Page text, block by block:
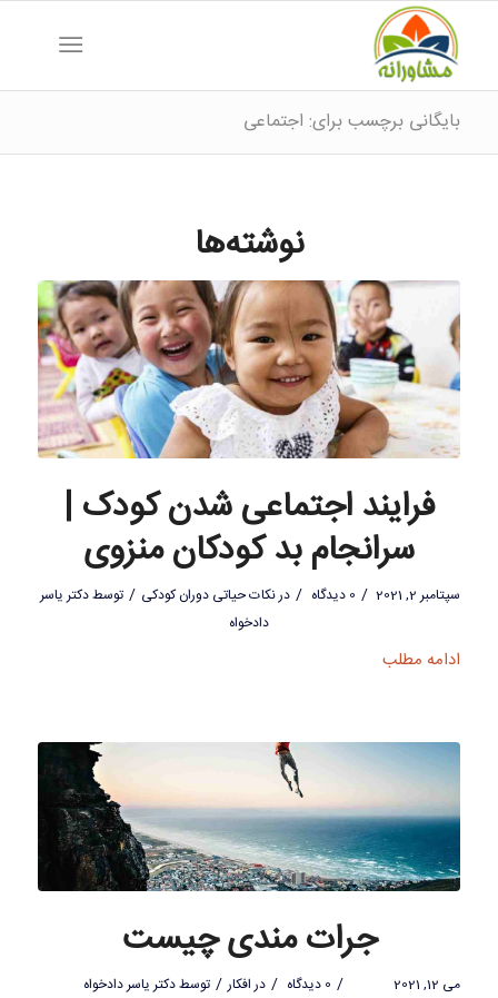
بایگانی برچسب برای: اجتماعی
نوشته‌ها
فرایند اجتماعی شدن کودک |
سرانجام بد کودکان منزوی
سپتامبر 2, 2021 / 0 دیدگاه / درنکات حیاتی دوران کودکی / توسطدکتر یاسر
دادخواه
ادامه مطلب
جرات مندی چیست
می 12, 2021 / 0 دیدگاه / در افکار / توسطدکتر یاسر دادخواه